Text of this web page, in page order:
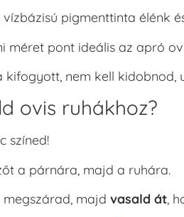
vízbázisú pigmenttinta élénk
méret pont ideális az apró
kifogyott, nem kell
ovis ruhákhoz?
színed!
a párnára, majd a ruhára.
majd vasald át,